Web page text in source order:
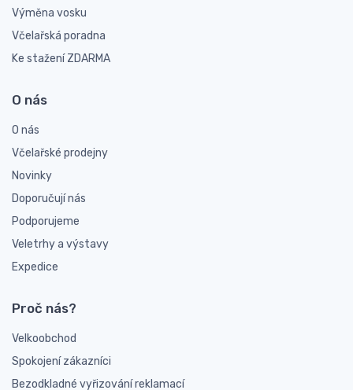
Výměna vosku
Včelařská poradna
Ke stažení ZDARMA
O nás
O nás
Včelařské prodejny
Novinky
Doporučují nás
Podporujeme
Veletrhy a výstavy
Expedice
Proč nás?
Velkoobchod
Spokojení zákazníci
Bezodkladné vyřizování reklamací